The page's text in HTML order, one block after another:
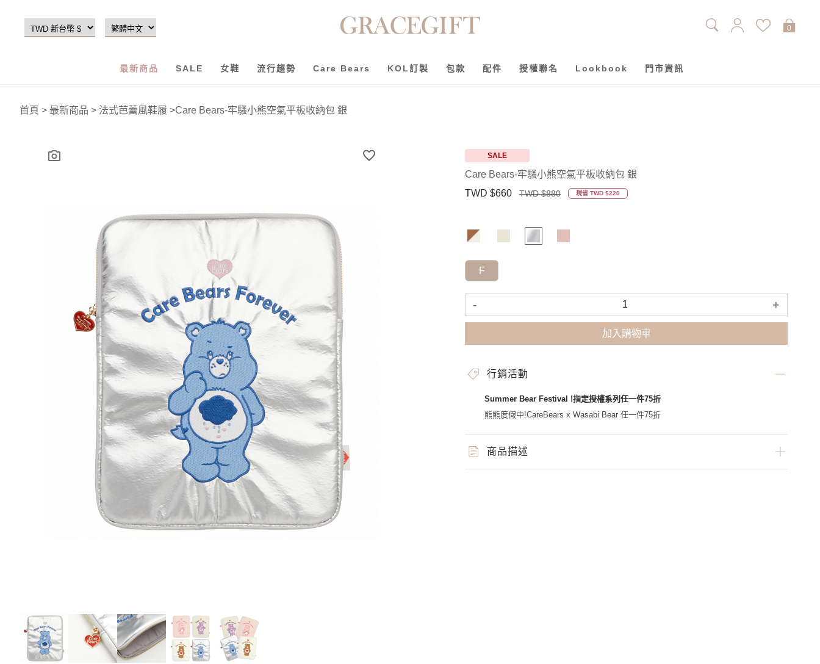
最新商品 SALE 女鞋 流行趨勢 Care Bears KOL訂製 包款 配件 授權聯名 Lookbook 門市資訊
首頁 > 最新商品 > 法式芭蕾風鞋履 >Care Bears-牢騷小熊空氣平板收納包 銀
SALE
Care Bears-牢騷小熊空氣平板收納包 銀
TWD $660
TWD $880 現省 TWD $220
F
- +
加入購物車
行銷活動
Summer Bear Festival !指定授權系列任一件75折
熊熊度假中!CareBears x Wasabi Bear 任一件75折
商品描述
0